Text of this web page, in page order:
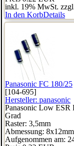
inkl. 19% MwSt.
In den KorbDetails
Panasonic FC 180/25
[104-695]
Hersteller: panasonic
Panasonic Low ESR
Grad
Raster: 3,5mm
Abmessung: 8x12mm
Aufgenommen am: